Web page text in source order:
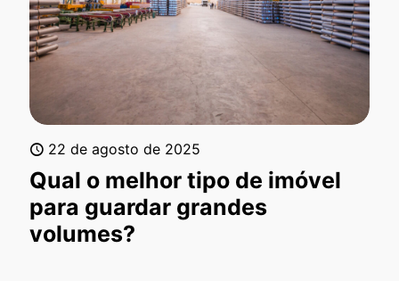
22 de agosto de 2025
Qual o melhor tipo de imóvel
para guardar grandes
volumes?